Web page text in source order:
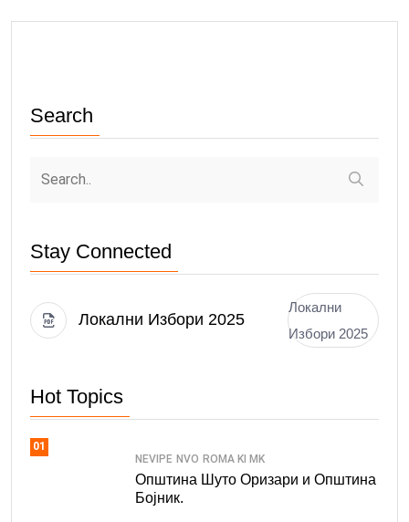
Search
Stay Connected
Локални Избори 2025
Локални
Избори 2025
Hot Topics
01
NEVIPE NVO ROMA KI MK
Општина Шуто Оризари и Општина
Бојник.